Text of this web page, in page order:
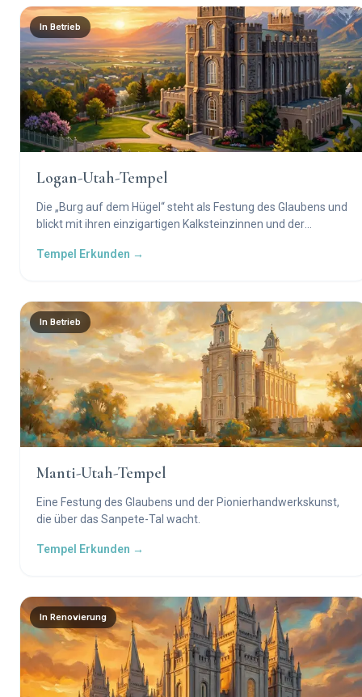
In Betrieb
Logan-Utah-Tempel
Die „Burg auf dem Hügel“ steht als Festung des Glaubens und
blickt mit ihren einzigartigen Kalksteinzinnen und der
Valley.
Tempel Erkunden →
In Betrieb
Manti-Utah-Tempel
Eine Festung des Glaubens und der Pionierhandwerkskunst,
die über das Sanpete-Tal wacht.
Tempel Erkunden →
In Renovierung